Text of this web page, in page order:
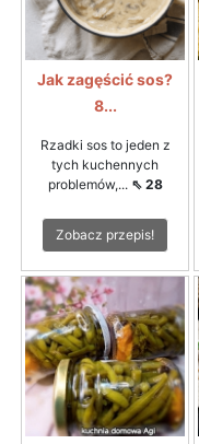
Jak zagęścić sos?
8...
Rzadki sos to jeden z
tych kuchennych
problemów,... ⇖ 28
Zobacz przepis!